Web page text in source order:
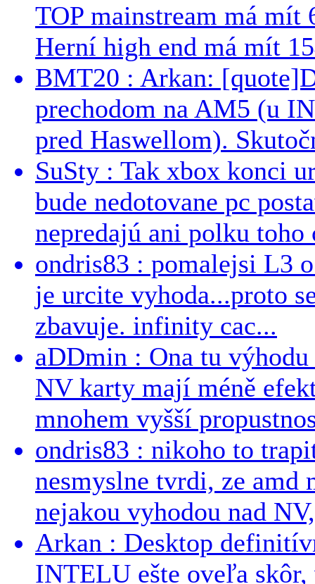
TOP mainstream má
Herní high end má mít
BMT20 : Arkan:
prechodom na AM5 (u
pred Haswellom).
SuSty : Tak xbox konci
bude nedotovane pc
nepredajú ani polku toho
ondris83 : pomalejsi L3
je urcite vyhoda...proto
zbavuje. infinity cac...
aDDmin : Ona tu
NV karty mají méně
mnohem vyšší
ondris83 : nikoho to
nesmyslne tvrdi, ze
nejakou vyhodou nad
Arkan : Desktop
INTELU ešte oveľa